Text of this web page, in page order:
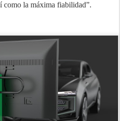
como la máxima fiabilidad”.